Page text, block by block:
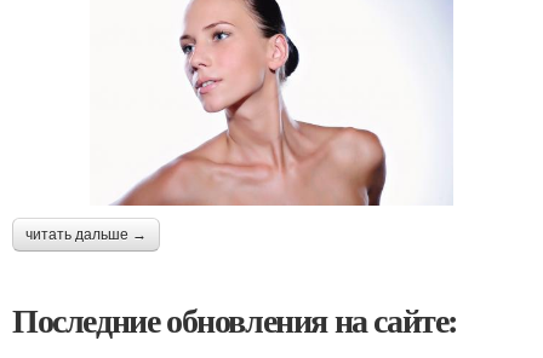
читать дальше →
Последние обновления на сайте: